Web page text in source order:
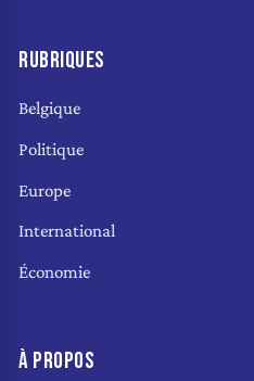
RUBRIQUES
Belgique
Politique
Europe
International
Économie
À PROPOS